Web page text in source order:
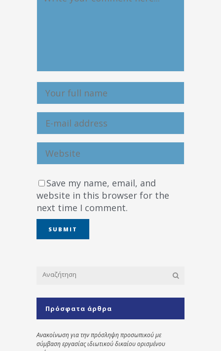
Save my name, email, and
website in this browser for the
next time I comment.
Πρόσφατα άρθρα
Ανακοίνωση για την πρόσληψη προσωπικού με
σύμβαση εργασίας ιδιωτικού δικαίου ορισμένου